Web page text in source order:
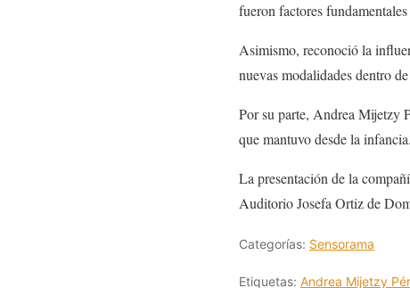
fueron factores
Asimismo, reconoció la
nuevas modalidades dentro
Por su parte, Andrea Mijetzy
que mantuvo desde la infancia.
La presentación de la
Auditorio Josefa Ortiz de
Categorías: Sensorama
Etiquetas: Andrea Mijetzy